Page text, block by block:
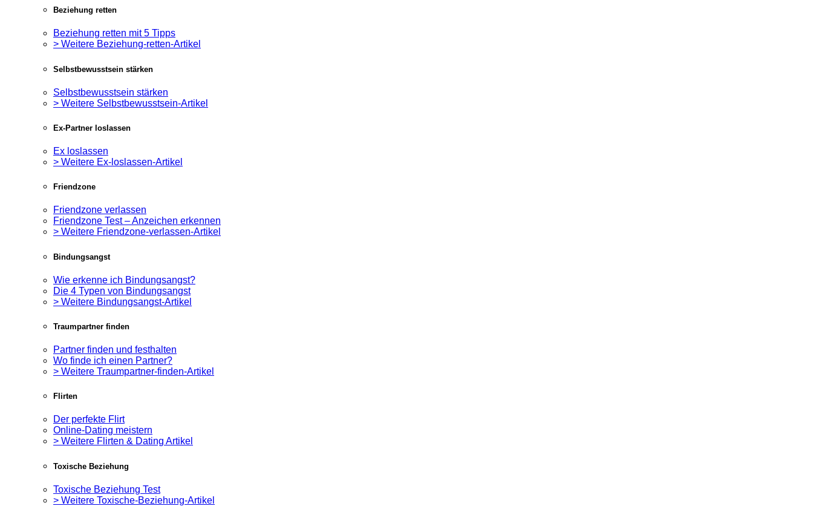
Beziehung retten
Beziehung retten mit 5 Tipps
> Weitere Beziehung-retten-Artikel
Selbstbewusstsein stärken
Selbstbewusstsein stärken
> Weitere Selbstbewusstsein-Artikel
Ex-Partner loslassen
Ex loslassen
> Weitere Ex-loslassen-Artikel
Friendzone
Friendzone verlassen
Friendzone Test – Anzeichen erkennen
> Weitere Friendzone-verlassen-Artikel
Bindungsangst
Wie erkenne ich Bindungsangst?
Die 4 Typen von Bindungsangst
> Weitere Bindungsangst-Artikel
Traumpartner finden
Partner finden und festhalten
Wo finde ich einen Partner?
> Weitere Traumpartner-finden-Artikel
Flirten
Der perfekte Flirt
Online-Dating meistern
> Weitere Flirten & Dating Artikel
Toxische Beziehung
Toxische Beziehung Test
> Weitere Toxische-Beziehung-Artikel